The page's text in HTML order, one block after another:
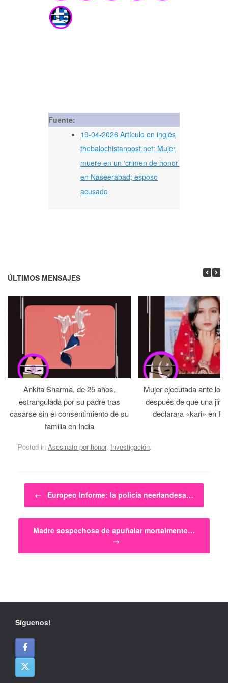
Fuente:
19-04-2026 Artículo en inglés
thebalochistanpost.net: Mujer
muere en un ‘crimen de honor’
en Naseerabad; esposo
acusado
ÚLTIMOS MENSAJES
Ankita Sharma, de 25 años,
estrangulada por su padre tras
casarse sin el consentimiento de su
familia en India
Mujer ejecutada ante los
después de que una
declarara «kari» en
Posted in Asesinato por honor, Investigación.
Post navigation
← Europeo Informe: la policía neerlandesa…
Madre sospechosa de apuñalar mortalmente…
→
Síguenos!